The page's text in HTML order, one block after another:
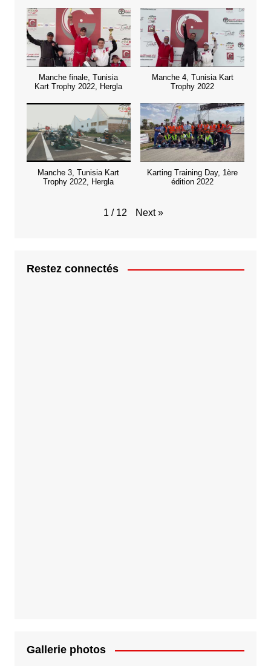
Manche finale, Tunisia
Kart Trophy 2022, Hergla
Manche 4, Tunisia Kart
Trophy 2022
Manche 3, Tunisia Kart
Trophy 2022, Hergla
Karting Training Day, 1ère
édition 2022
1 / 12 Next »
Restez connectés
Gallerie photos